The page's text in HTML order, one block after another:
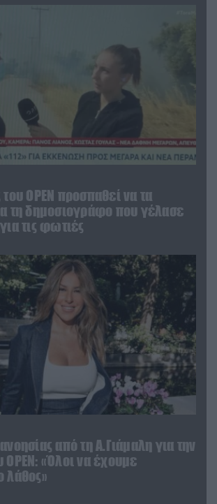
του OPEN προσπαθεί να τα
τη δημοσιογράφο που γέλασε
τις φωτιές
από τη Α.Γιάμαλη για την
ΟΡΕΝ: «Όλοι να έχουμε
λάθος»